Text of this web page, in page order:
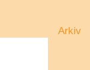
Arkiv